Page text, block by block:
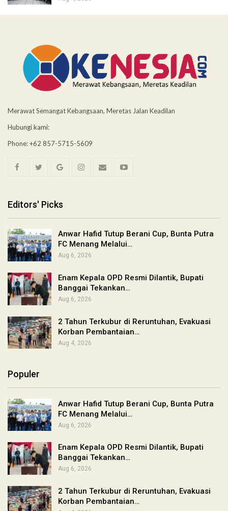
Merawat Semangat Kebangsaan, Meretas Jalan Keadilan
Hubungi kami:
Phone: +62 857-5715-5609
Editors' Picks
Anwar Hafid Tutup Berani Cup, Bunta Putra
FC Menang Melalui…
Aug 6, 2026
Enam Kepala OPD Resmi Dilantik, Bupati
Banggai Tekankan…
Aug 6, 2026
2 Tahun Terkubur di Reruntuhan, Evakuasi
Korban Pembantaian…
Aug 4, 2026
Populer
Anwar Hafid Tutup Berani Cup, Bunta Putra
FC Menang Melalui…
Aug 6, 2026
Enam Kepala OPD Resmi Dilantik, Bupati
Banggai Tekankan…
Aug 6, 2026
2 Tahun Terkubur di Reruntuhan, Evakuasi
Korban Pembantaian…